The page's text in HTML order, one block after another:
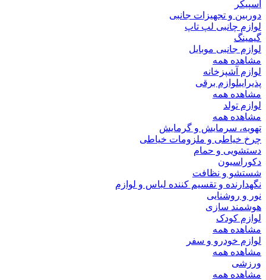
اسپیکر
دوربین و تجهیزات جانبی
لوازم چانبی لپ تاپ
گیمینگ
لوازم جانبی موبایل
مشاهده همه
لوازم آشپزخانه
پذیراییلوازم برقی
مشاهده همه
لوازم تولد
مشاهده همه
تهویه، سرمایش و گرمایش
چرخ خیاطی و ملزومات خیاطی
دستشویی و حمام
دکوراسیون
شستشو و نظافت
نگهدارنده و تقسیم کننده لباس و لوازم
نور و روشنایی
هوشمند سازی
لوازم کودک
مشاهده همه
لوازم خودرو و سفر
مشاهده همه
ورزشی
مشاهده همه